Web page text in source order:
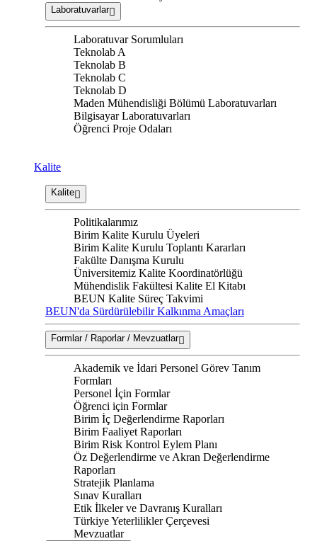
Laboratuvarlar
Laboratuvar Sorumluları
Teknolab A
Teknolab B
Teknolab C
Teknolab D
Maden Mühendisliği Bölümü Laboratuvarları
Bilgisayar Laboratuvarları
Öğrenci Proje Odaları
Kalite
Kalite
Politikalarımız
Birim Kalite Kurulu Üyeleri
Birim Kalite Kurulu Toplantı Kararları
Fakülte Danışma Kurulu
Üniversitemiz Kalite Koordinatörlüğü
Mühendislik Fakültesi Kalite El Kitabı
BEUN Kalite Süreç Takvimi
BEUN'da Sürdürülebilir Kalkınma Amaçları
Formlar / Raporlar / Mevzuatlar
Akademik ve İdari Personel Görev Tanım
Formları
Personel İçin Formlar
Öğrenci için Formlar
Birim İç Değerlendirme Raporları
Birim Faaliyet Raporları
Birim Risk Kontrol Eylem Planı
Öz Değerlendirme ve Akran Değerlendirme
Raporları
Stratejik Planlama
Sınav Kuralları
Etik İlkeler ve Davranış Kuralları
Türkiye Yeterlilikler Çerçevesi
Mevzuatlar